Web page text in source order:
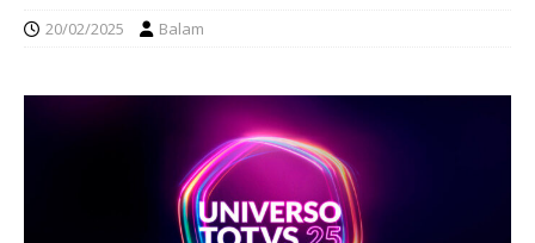
20/02/2025 Balam